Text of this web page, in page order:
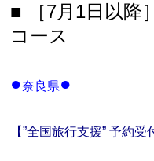
■ ［7月1日以降
コース
●奈良県●
【”全国旅行支援” 予約